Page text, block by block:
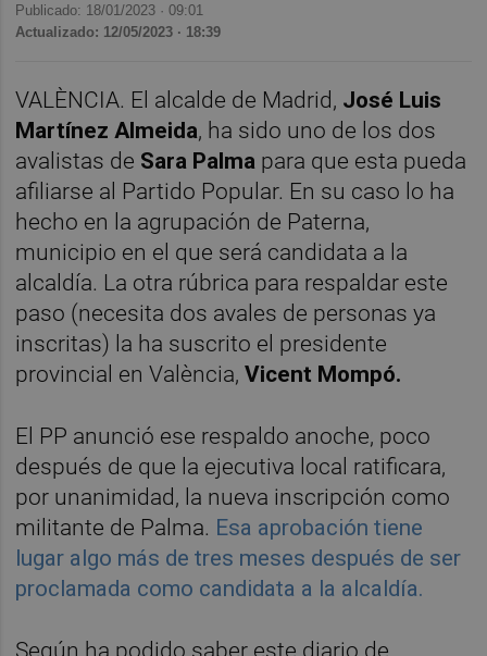
Publicado: 18/01/2023 ·09:01
Actualizado: 12/05/2023 · 18:39
VALÈNCIA. El alcalde de Madrid, José Luis
Martínez Almeida, ha sido uno de los dos
avalistas de Sara Palma para que esta pueda
afiliarse al Partido Popular. En su caso lo ha
hecho en la agrupación de Paterna,
municipio en el que será candidata a la
alcaldía. La otra rúbrica para respaldar este
paso (necesita dos avales de personas ya
inscritas) la ha suscrito el presidente
provincial en València,Vicent Mompó.
El PP anunció ese respaldo anoche, poco
después de que la ejecutiva local ratificara,
por unanimidad, la nueva inscripción como
militante de Palma. Esa aprobación tiene
lugar algo más de tres meses después de ser
proclamada como candidata a la alcaldía.
Según ha podido saber este diario de